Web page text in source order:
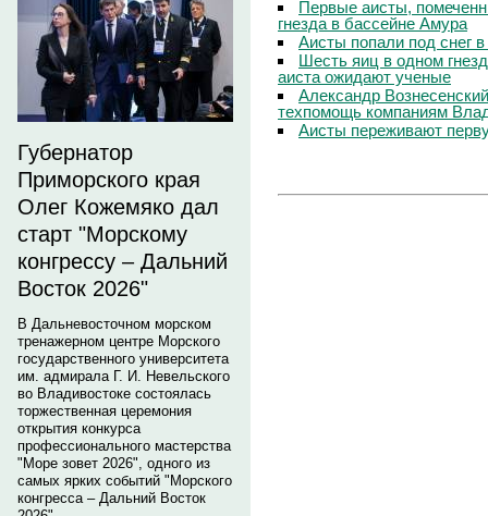
Губернатор
Приморского края
Олег Кожемяко дал
старт "Морскому
конгрессу – Дальний
Восток 2026"
В Дальневосточном морском
тренажерном центре Морского
государственного университета
им. адмирала Г. И. Невельского
во Владивостоке состоялась
торжественная церемония
открытия конкурса
профессионального мастерства
"Море зовет 2026", одного из
самых ярких событий "Морского
конгресса – Дальний Восток
Первые аисты,
гнезда в бассейне Амура
Аисты попали под снег
Шесть яиц в одном
аиста ожидают ученые
Александр
техпомощь компаниям
Аисты переживают